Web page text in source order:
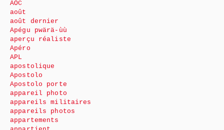
AOC
août
août dernier
Apégu pwärä-ùù
aperçu réaliste
Apéro
APL
apostolique
Apostolo
Apostolo porte
appareil photo
appareils militaires
appareils photos
appartements